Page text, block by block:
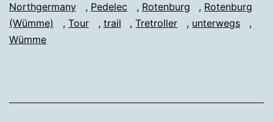
Northgermany
, Pedelec , Rotenburg , Rotenburg
(Wümme)
, Tour , trail ,Tretroller , unterwegs
,
Wümme